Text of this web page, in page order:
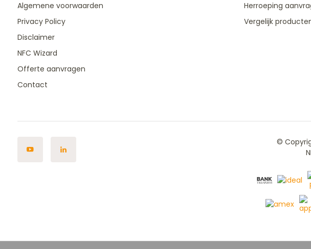
Algemene voorwaarden
Privacy Policy
Disclaimer
NFC Wizard
Offerte aanvragen
Contact
Herroeping
Vergelijk
©